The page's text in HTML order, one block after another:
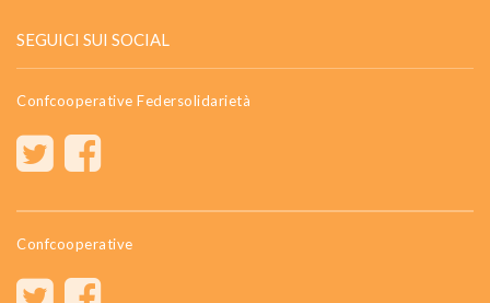
SEGUICI SUI SOCIAL
Confcooperative Federsolidarietà
Confcooperative